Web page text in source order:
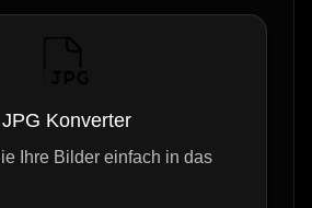
JPG Konverter
Ihre Bilder einfach in das